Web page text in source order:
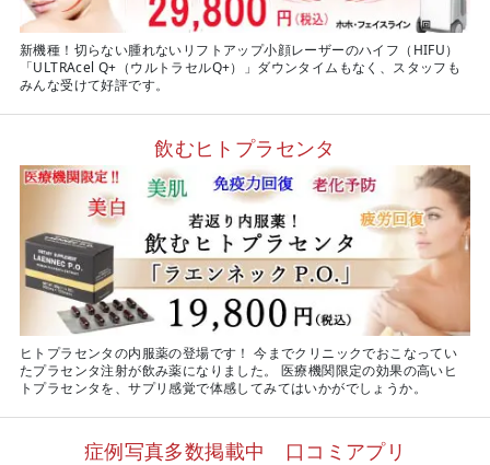
新機種！切らない腫れないリフトアップ小顔レーザーのハイフ（HIFU）
「ULTRAcel Q+（ウルトラセルQ+）」ダウンタイムもなく、スタッフも
みんな受けて好評です。
飲むヒトプラセンタ
ヒトプラセンタの内服薬の登場です！ 今までクリニックでおこなってい
たプラセンタ注射が飲み薬になりました。 医療機関限定の効果の高いヒ
トプラセンタを、サプリ感覚で体感してみてはいかがでしょうか。
症例写真多数掲載中 口コミアプリ